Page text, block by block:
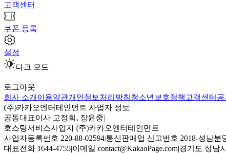
고객센터
쿠폰 등록
설정
다크 모드
로그아웃
회사 소개 이용약관개인정보처리방침청소년보호정책 고객센터
(주)카카오엔터테인먼트 사업자 정보
공동대표이사 고정희, 장윤중|
호스팅서비스사업자 (주)카카오엔터테인먼트
사업자등록번호 220-88-02594|통신판매업 신고번호 2018-성남분
대표전화 1644-4755|이메일 contact@KakaoPage.com|경기도 성남